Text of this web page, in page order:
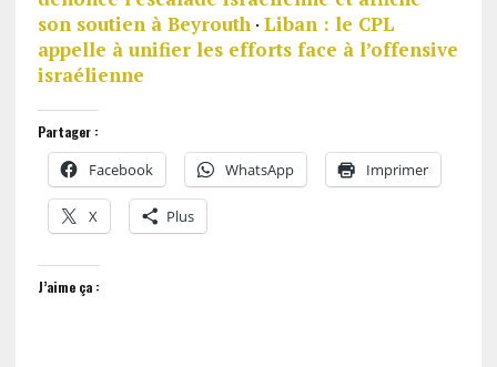
son soutien à Beyrouth · Liban : le CPL
appelle à unifier les efforts face à l’offensive
israélienne
Partager :
Facebook WhatsApp Imprimer
X Plus
J’aime ça :